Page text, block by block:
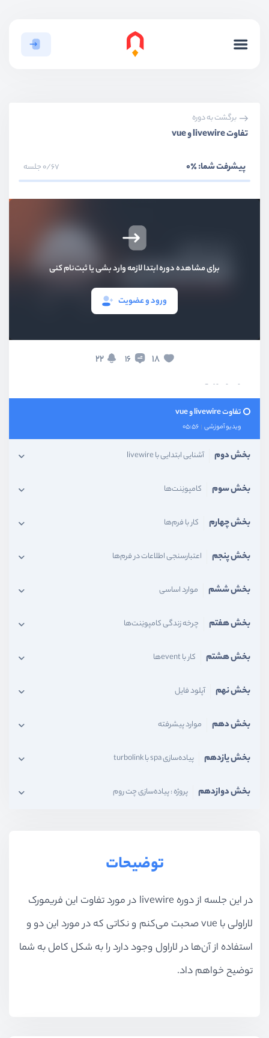
برگشت به دوره
تفاوت livewire و vue
پیشرفت شما:٪0 0/67 جلسه
برای مشاهده دوره ابتدا لازمه وارد بشی یا ثبت‌نام کنی
ورود و عضویت
18
16
22
Livewire چیست ؟
ویدیو آموزشی 06:43
در چه پروژ‌های می‌توان از livewire استفاده کرد؟
ویدیو آموزشی
تفاوت livewire و vue
ویدیو آموزشی 05:56
بخش دوم آشنایی ابتدایی با livewire
بخش سوم کامپونِنت‌ها
بخش چهارم کار با فرم‌ها
بخش پنجم اعتبارسنجی اطلاعات در فرم‌ها
بخش ششم موارد اساسی
بخش هفتم چرخه زندگی کامپونِنت‌ها
بخش هشتم کار با eventها
بخش نهم آپلود فایل
بخش دهم موارد پیشرفته
بخش یازدهم پیاده‌سازی spa با turbolink
بخش دوازدهم پروژه : پیاده‌سازی چت روم
توضیحات
در این جلسه از دوره livewire در مورد تفاوت این فریمورک
لاراولی با vue صحبت می‌کنم و نکاتی که در مورد این دو و
استفاده از آن‌ها در لاراول وجود دارد را به شکل کامل به شما
توضیح خواهم داد.